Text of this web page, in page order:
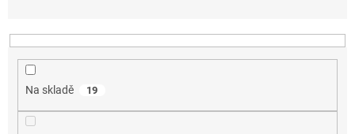
n
Na skladě 19